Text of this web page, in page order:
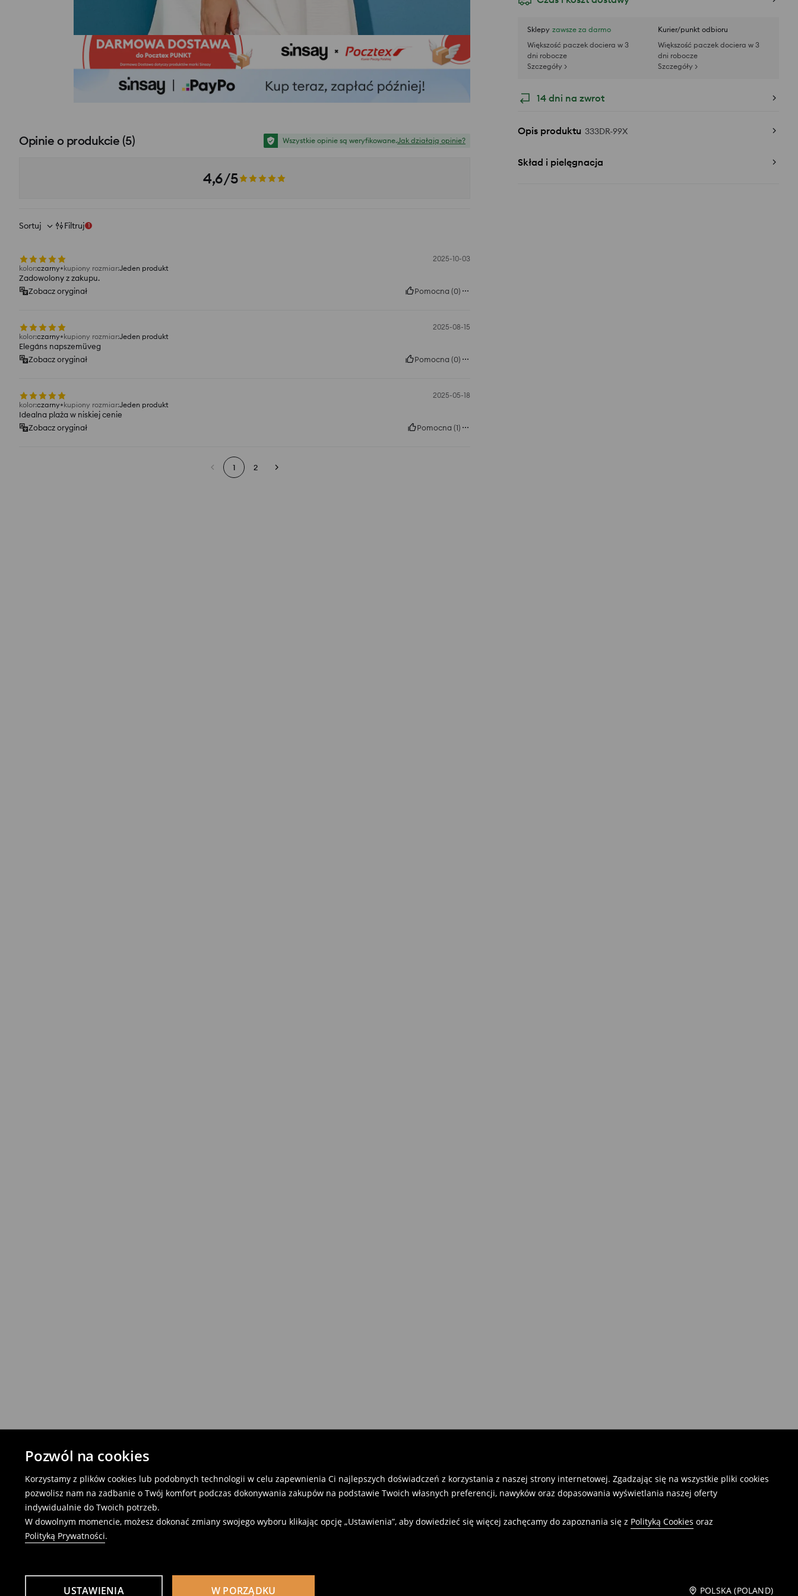
Pozwól na cookies
Korzystamy z plików cookies lub podobnych technologii w celu zapewnienia Ci najlepszych doświadczeń z korzystania z naszej strony internetowej. Zgadzając się na wszystkie pliki cookies
pozwolisz nam na zadbanie o Twój komfort podczas dokonywania zakupów na podstawie Twoich własnych preferencji, nawyków oraz dopasowania wyświetlania naszej oferty
indywidualnie do Twoich potrzeb.
W dowolnym momencie, możesz dokonać zmiany swojego wyboru klikając opcję „Ustawienia”, aby dowiedzieć się więcej zachęcamy do zapoznania się z Polityką Cookies oraz
Polityką Prywatności.
USTAWIENIA W PORZĄDKU POLSKA (POLAND)
Sklepy zawsze za darmo
Większość paczek dociera w 3
dni robocze
Szczegóły >
Kurier/punkt odbioru
Większość paczek dociera w 3
dni robocze
Szczegóły >
14 dni na zwrot
Opis produktu 333DR-99X
Skład i pielęgnacja
Opinie o produkcie (5) Wszystkie opinie są weryfikowane.Jak działają opinie?
4,6/5
Sortuj Filtruj 1
2025-10-03
kolor:czarny kupiony rozmiar:Jeden produkt
Zadowolony z zakupu.
Zobacz oryginał
Pomocna (0)
2025-08-15
kolor:czarny kupiony rozmiar:Jeden produkt
Elegáns napszemüveg
Zobacz oryginał
Pomocna (0)
2025-05-18
kolor:czarny kupiony rozmiar:Jeden produkt
Idealna plaża w niskiej cenie
Zobacz oryginał
Pomocna (1)
1 2